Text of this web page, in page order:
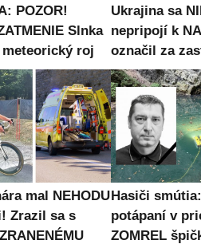
POZOR!
Slnka
roj
Ukrajina sa
nepripojí k
označil za
mal NEHODU
Zrazil sa s
Hasiči
potápaní v
ZOMREL